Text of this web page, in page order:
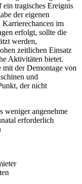
tragisches Ereignis
der eigenen
Karrierechancen im
erfolgt, sollte die
werden,
zeitlichen Einsatz
Aktivitäten bietet.
der Demontage von
und
der nicht
weniger angenehme
erforderlich